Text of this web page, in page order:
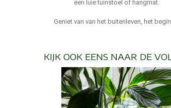
een luie tuinstoel of hangmat.
Geniet van van het buitenleven, het
KIJK OOK EENS NAAR DE